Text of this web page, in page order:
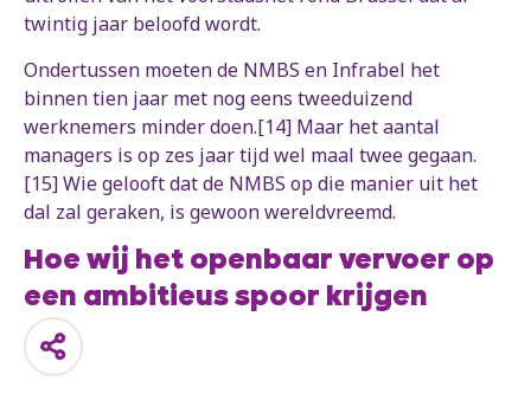
twintig jaar beloofd wordt.
Ondertussen moeten de NMBS en Infrabel het
binnen tien jaar met nog eens tweeduizend
werknemers minder doen.[14] Maar het aantal
managers is op zes jaar tijd wel maal twee gegaan.
[15] Wie gelooft dat de NMBS op die manier uit het
dal zal geraken, is gewoon wereldvreemd.
Hoe wij het openbaar vervoer op
een ambitieus spoor krijgen